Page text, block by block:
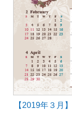
【2019年３